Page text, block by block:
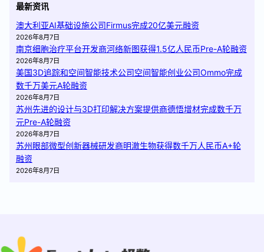
最新资讯
澳大利亚AI基础设施公司Firmus完成20亿美元融资
2026年8月7日
南京细胞治疗平台开发商河络新图获得1.5亿人民币Pre-A轮融资
2026年8月7日
美国3D追踪和空间智能技术公司空间智能创业公司Ommo完成
数千万美元A轮融资
2026年8月7日
苏州先进的设计与3D打印解决方案提供商德悟增材完成数千万
元Pre-A轮融资
2026年8月7日
苏州眼部微型创新器械研发商明澈生物获得数千万人民币A+轮
融资
2026年8月7日